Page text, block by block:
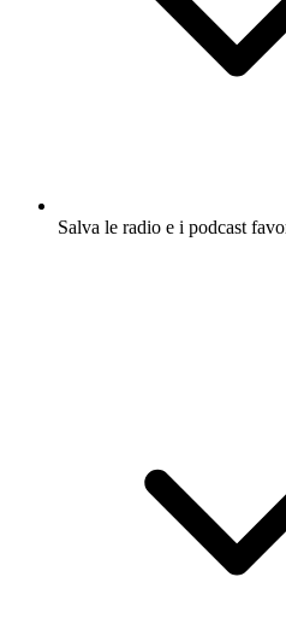
Salva le radio e i podcast